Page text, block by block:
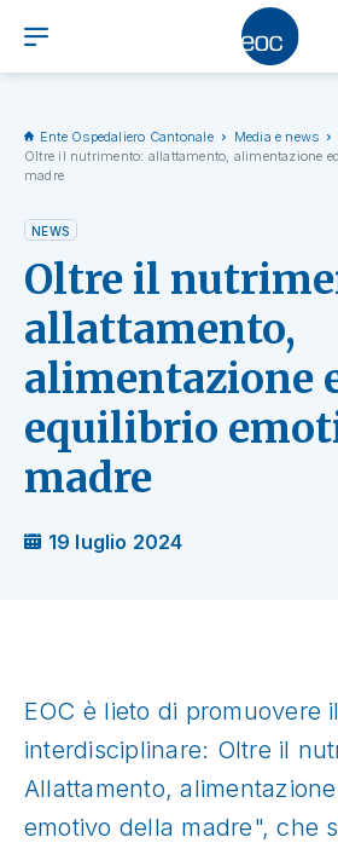
Ente Ospedaliero Cantonale Media e news
Oltre il nutrimento: allattamento, alimentazione
madre
NEWS
Oltre il
allattamento,
alimentazione
equilibrio
madre
19 luglio 2024
EOC è lieto di promuovere
interdisciplinare: Oltre il
Allattamento,
emotivo della madre", che